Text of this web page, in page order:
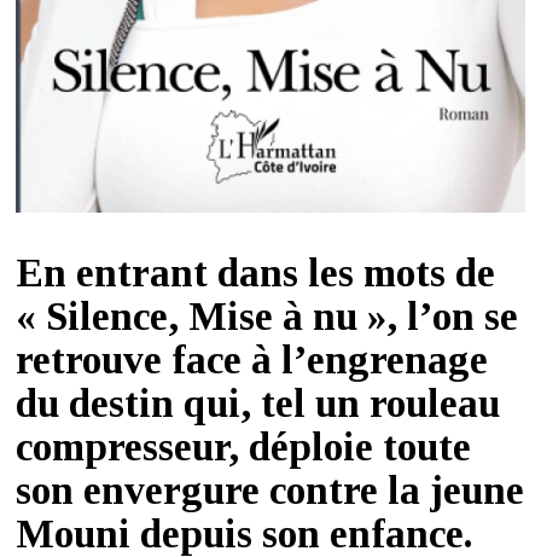
En entrant dans les mots de
« Silence, Mise à nu », l’on se
retrouve face à l’engrenage
du destin qui, tel un rouleau
compresseur, déploie toute
son envergure contre la jeune
Mouni depuis son enfance.